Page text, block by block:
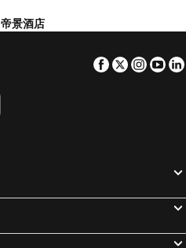
帝景酒店
Facebook
Twitter